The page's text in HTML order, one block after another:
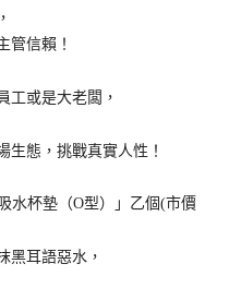
信賴！
或是大老闆，
態，挑戰真實人性！
杯墊（O型）」乙個(市價
耳語惡水，